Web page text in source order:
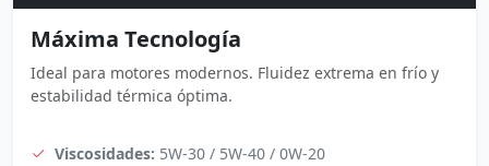
Máxima Tecnología
Ideal para motores modernos. Fluidez extrema en frío y
estabilidad térmica óptima.
Viscosidades: 5W-30 / 5W-40 / 0W-20